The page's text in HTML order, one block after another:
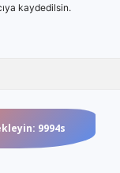
kaydedilsin.